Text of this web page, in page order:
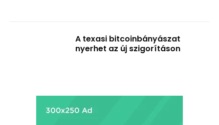
A texasi bitcoinbányászat
nyerhet az új szigorításon